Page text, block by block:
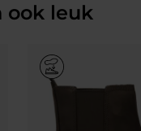
ook leuk